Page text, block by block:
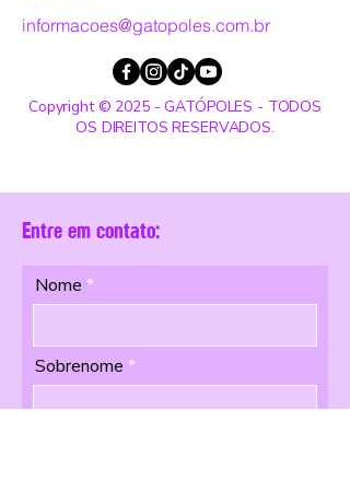
informacoes@gatopoles.com.br
Copyright © 2025 - GATÓPOLES - TODOS
OS DIREITOS RESERVADOS.
Entre em contato:
Nome
Sobrenome